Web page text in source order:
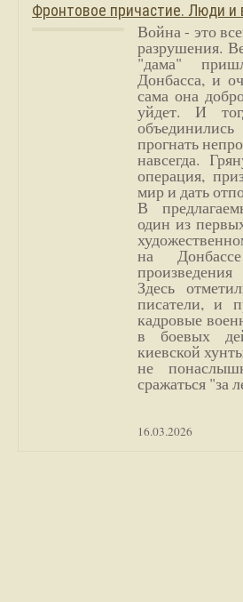
Фронтовое причастие. Люди и
Война - это
разрушения.
"дама"
Донбасса, и
сама она
уйдет. И
прогнать
навсегда.
операция,
мир и дать
В
один из
на
Здесь
писатели, и
кадровые
в боевых
киевской
не
сражаться "за
16.03.2026